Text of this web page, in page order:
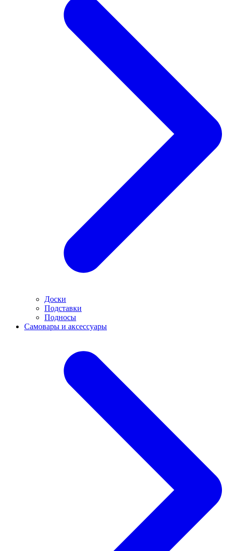
Доски
Подставки
Подносы
Самовары и аксессуары